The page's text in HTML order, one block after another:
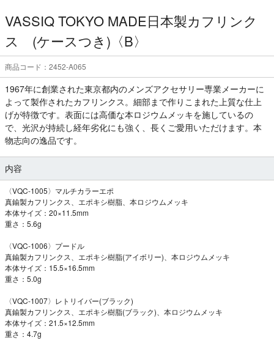
VASSIQ TOKYO MADE日本製カフリンク
ス (ケースつき)〈B〉
商品コード：2452-A065
1967年に創業された東京都内のメンズアクセサリー専業メーカーに
よって製作されたカフリンクス。細部まで作りこまれた上質な仕上
げが特徴です。表面には高価な本ロジウムメッキを施しているの
で、光沢が持続し経年劣化にも強く、長くご愛用いただけます。本
物志向の逸品です。
内容
〈VQC-1005〉マルチカラーエポ
真鍮製カフリンクス、エポキシ樹脂、本ロジウムメッキ
本体サイズ：20×11.5mm
重さ：5.6g
〈VQC-1006〉プードル
真鍮製カフリンクス、エポキシ樹脂(アイボリー)、本ロジウムメッキ
本体サイズ：15.5×16.5mm
重さ：5.0g
〈VQC-1007〉レトリイバー(ブラック)
真鍮製カフリンクス、エポキシ樹脂(ブラック)、本ロジウムメッキ
本体サイズ：21.5×12.5mm
重さ：4.7g